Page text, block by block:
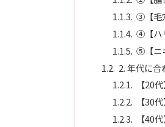
③【毛
④【ハ
⑤【ニ
2. 年代に
【20
【30
【40